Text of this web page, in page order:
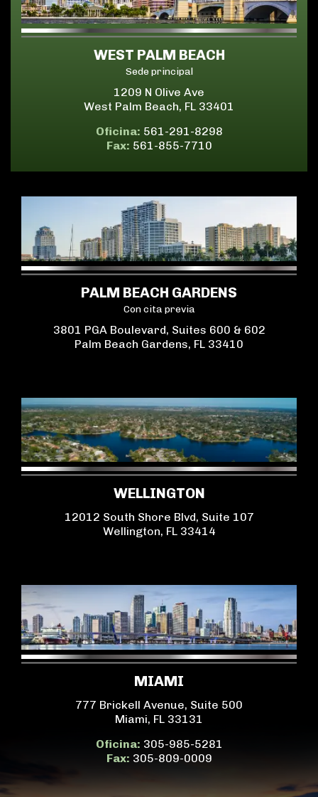
WEST PALM BEACH
Sede principal
1209 N Olive Ave
West Palm Beach, FL 33401
Oficina: 561-291-8298
Fax: 561-855-7710
PALM BEACH GARDENS
Con cita previa
3801 PGA Boulevard, Suites 600 & 602
Palm Beach Gardens, FL 33410
WELLINGTON
12012 South Shore Blvd, Suite 107
Wellington, FL 33414
MIAMI
777 Brickell Avenue, Suite 500
Miami, FL 33131
Oficina: 305-985-5281
Fax: 305-809-0009